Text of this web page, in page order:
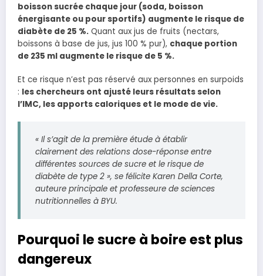
boisson sucrée chaque jour (soda, boisson
énergisante ou pour sportifs) augmente le risque de
diabète de 25 %. Quant aux jus de fruits (nectars,
boissons à base de jus, jus 100 % pur), chaque portion
de 235 ml augmente le risque de 5 %.
Et ce risque n’est pas réservé aux personnes en surpoids
: les chercheurs ont ajusté leurs résultats selon
l’IMC, les apports caloriques et le mode de vie.
« Il s’agit de la première étude à établir
clairement des relations dose-réponse entre
différentes sources de sucre et le risque de
diabète de type 2 », se félicite Karen Della Corte,
auteure principale et professeure de sciences
nutritionnelles à BYU.
Pourquoi le sucre à boire est plus
dangereux